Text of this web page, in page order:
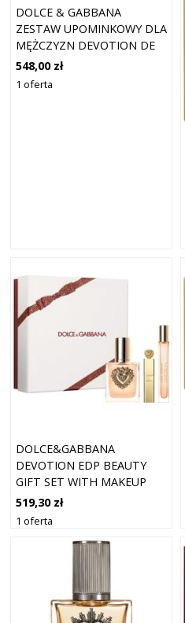
DOLCE & GABBANA
ZESTAW UPOMINKOWY DLA
MĘŻCZYZN DEVOTION DE
PARFUM SPRAY 100 ML +
EDP SPRAY 10 ML
548,00 zł
1 oferta
DOLCE&GABBANA
DEVOTION EDP BEAUTY
GIFT SET WITH MAKEUP
ZESTAW UPOMINKOWY DLA
KOBIET
519,30 zł
1 oferta